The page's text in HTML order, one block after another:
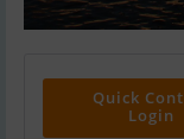
Quick
Login